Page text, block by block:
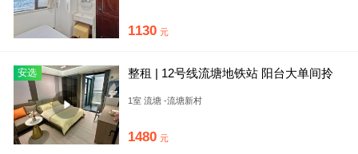
1130 元
安选
整租 | 12号线流塘地铁站 阳台大单间拎
1室 流塘 -流塘新村
1480 元